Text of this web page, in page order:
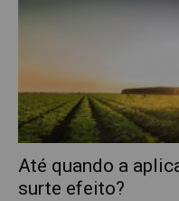
Até quando a
surte efeito?